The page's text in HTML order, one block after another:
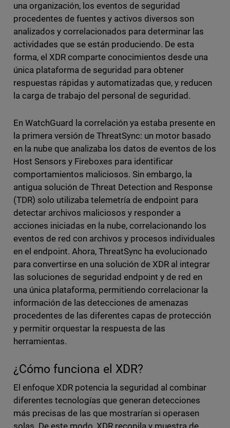
una organización, los eventos de seguridad
procedentes de fuentes y activos diversos son
analizados y correlacionados para determinar las
actividades que se están produciendo. De esta
forma, el XDR comparte conocimientos desde una
única plataforma de seguridad para obtener
respuestas rápidas y automatizadas que, y reducen
la carga de trabajo del personal de seguridad.
En WatchGuard la correlación ya estaba presente en
la primera versión de ThreatSync: un motor basado
en la nube que analizaba los datos de eventos de los
Host Sensors y Fireboxes para identificar
comportamientos maliciosos. Sin embargo, la
antigua solución de Threat Detection and Response
(TDR) solo utilizaba telemetría de endpoint para
detectar archivos maliciosos y responder a
acciones iniciadas en la nube, correlacionando los
eventos de red con archivos y procesos individuales
en el endpoint. Ahora, ThreatSync ha evolucionado
para convertirse en una solución de XDR al integrar
las soluciones de seguridad endpoint y de red en
una única plataforma, permitiendo correlacionar la
información de las detecciones de amenazas
procedentes de las diferentes capas de protección
y permitir orquestar la respuesta de las
herramientas.
¿Cómo funciona el XDR?
El enfoque XDR potencia la seguridad al combinar
diferentes tecnologías que generan detecciones
más precisas de las que mostrarían si operasen